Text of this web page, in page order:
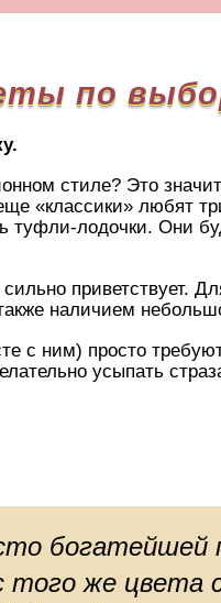
по
стиле? Это
«классики» любят
туфли-лодочки. Они
приветствует.
наличием
с ним) просто
усыпать
богатейшей
того же цвета